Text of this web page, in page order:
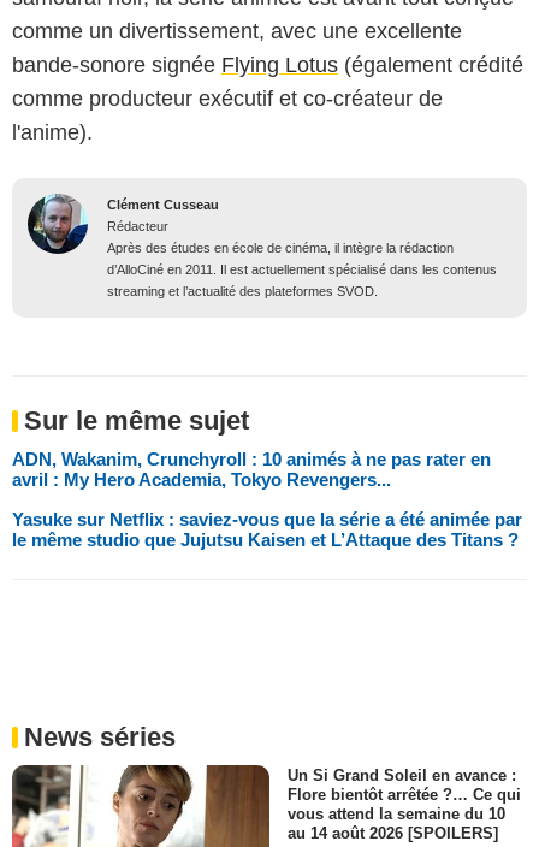
comme un divertissement, avec une excellente
bande-sonore signée Flying Lotus (également crédité
comme producteur exécutif et co-créateur de
l'anime).
Clément Cusseau
Rédacteur
Après des études en école de cinéma, il intègre la rédaction
d’AlloCiné en 2011. Il est actuellement spécialisé dans les contenus
streaming et l’actualité des plateformes SVOD.
Sur le même sujet
ADN, Wakanim, Crunchyroll : 10 animés à ne pas rater en
avril : My Hero Academia, Tokyo Revengers...
Yasuke sur Netflix : saviez-vous que la série a été animée par
le même studio que Jujutsu Kaisen et L’Attaque des Titans ?
News séries
Un Si Grand Soleil en avance :
Flore bientôt arrêtée ?… Ce qui
vous attend la semaine du 10
au 14 août 2026 [SPOILERS]